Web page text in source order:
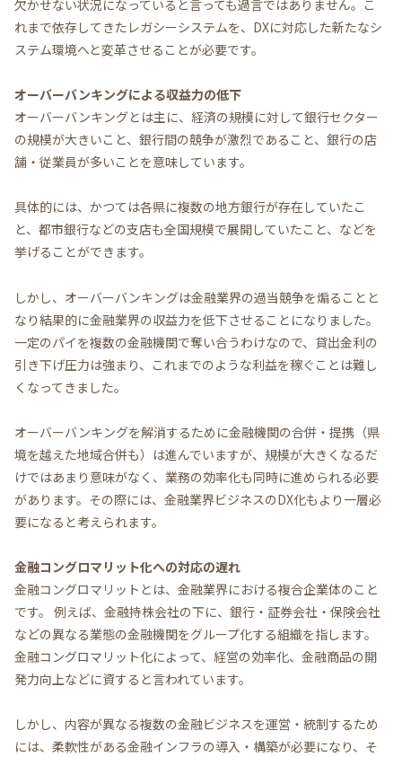
欠かせない状況になっていると言っても過言ではありません。こ
れまで依存してきたレガシーシステムを、DXに対応した新たなシ
ステム環境へと変革させることが必要です。
オーバーバンキングによる収益力の低下
オーバーバンキングとは主に、経済の規模に対して銀行セクター
の規模が大きいこと、銀行間の競争が激烈であること、銀行の店
舗・従業員が多いことを意味しています。
具体的には、かつては各県に複数の地方銀行が存在していたこ
と、都市銀行などの支店も全国規模で展開していたこと、などを
挙げることができます。
しかし、オーバーバンキングは金融業界の過当競争を煽ることと
なり結果的に金融業界の収益力を低下させることになりました。
一定のパイを複数の金融機関で奪い合うわけなので、貸出金利の
引き下げ圧力は強まり、これまでのような利益を稼ぐことは難し
くなってきました。
オーバーバンキングを解消するために金融機関の合併・提携（県
境を越えた地域合併も）は進んでいますが、規模が大きくなるだ
けではあまり意味がなく、業務の効率化も同時に進められる必要
があります。その際には、金融業界ビジネスのDX化もより一層必
要になると考えられます。
金融コングロマリット化への対応の遅れ
金融コングロマリットとは、金融業界における複合企業体のこと
です。 例えば、金融持株会社の下に、銀行・証券会社・保険会社
などの異なる業態の金融機関をグループ化する組織を指します。
金融コングロマリット化によって、経営の効率化、金融商品の開
発力向上などに資すると言われています。
しかし、内容が異なる複数の金融ビジネスを運営・統制するため
には、柔軟性がある金融インフラの導入・構築が必要になり、そ